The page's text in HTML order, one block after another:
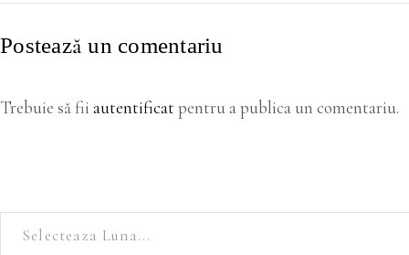
Postează un comentariu
Trebuie să fii autentificat pentru a publica un comentariu.